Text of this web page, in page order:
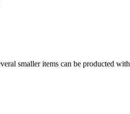
smaller items can be producted